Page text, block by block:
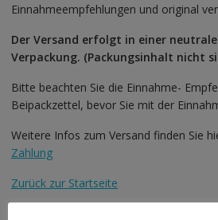
Einnahmeempfehlungen und original
Der Versand erfolgt in einer
Verpackung. (Packungsinhalt nicht
Bitte beachten Sie die Einnahme-
Beipackzettel, bevor Sie mit der
Weitere Infos zum Versand finden Sie
Zahlung
Zurück zur Startseite